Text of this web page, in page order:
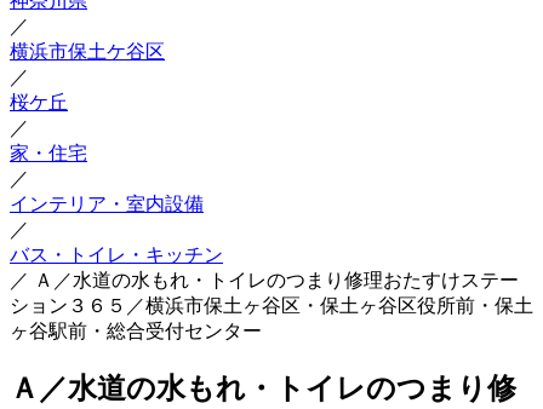
／
横浜市保土ケ谷区
／
桜ケ丘
／
家・住宅
／
インテリア・室内設備
／
バス・トイレ・キッチン
／ Ａ／水道の水もれ・トイレのつまり修理おたすけステー
ション３６５／横浜市保土ヶ谷区・保土ヶ谷区役所前・保土
ヶ谷駅前・総合受付センター
Ａ／水道の水もれ・トイレのつまり修